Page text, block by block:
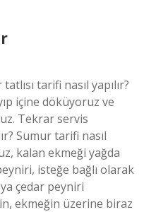
tarifi nasıl yapılır?
içine döküyoruz ve
Tekrar servis
Sumur tarifi nasıl
kalan ekmeği yağda
isteğe bağlı olarak
çedar peyniri
ekmeğin üzerine biraz